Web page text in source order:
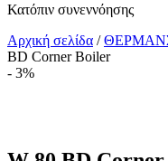
Κατόπιν συνεννόησης
Αρχική σελίδα /
BD Corner Boiler
- 3%